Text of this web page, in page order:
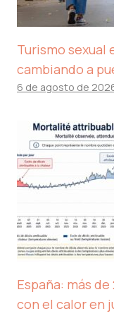
Turismo sexual
cambiando a
6 de agosto de
España: más
con el calor en